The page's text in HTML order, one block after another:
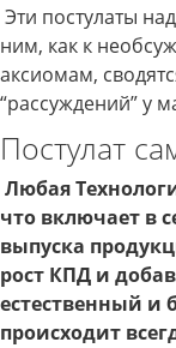
Эти постулаты
ним, как к
аксиомам,
“рассуждений” у
Постулат
Любая
что включает в
выпуска
рост КПД и
естественный и
происходит